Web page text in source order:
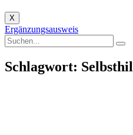
X
Ergänzungsausweis
Schlagwort: